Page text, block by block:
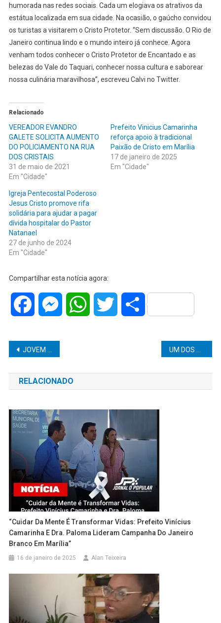
humorada nas redes sociais. Cada um elogiava os atrativos da
estátua localizada em sua cidade. Na ocasião, o gaúcho convidou
os turistas a visitarem o Cristo Protetor. “Sem discussão. O Rio de
Janeiro continua lindo e o mundo inteiro já conhece. Agora
venham todos conhecer o Cristo Protetor de Encantado e as
belezas do Vale do Taquari, conhecer nossa cultura e saborear
nossa culinária maravilhosa”, escreveu Calvi no Twitter.
Relacionado
VEREADOR EVANDRO
GALETE SOLICITA AUMENTO
DO POLICIAMENTO NA RUA
DOS CRISTAIS
31 de maio de 2021
Em "Cidade"
Prefeito Vinicius Camarinha
reforça apoio à tradicional
Paixão de Cristo em Marília
17 de janeiro de 2025
Em "Cidade"
Igreja Pentecostal Poderoso
Jesus Cristo promove rifa
solidária para ajudar a pagar
dívida hospitalar do Pastor
Natanael
27 de junho de 2024
Em "Cidade"
Compartilhar esta notícia agora:
Facebook MessengerWhatsAppTwitter Share
Navegação
de
Post
JOVEM ENVOLVIDO EM AGRESSÃO QUE DEIXOU A VÍTIMA NA UTI E A FEZ PERDER PARTE DA VISÃO É ABSOLVIDO EM JULGAMENTO UM DOS PRINCIPAIS NOMES DO MAC, GUILHERME VIEIRA, PEDE RESCISÃO DE SEU CONTRATO
RELACIONADO
“Cuidar Da Mente É Transformar Vidas: Prefeito Vinícius
Camarinha E Dra. Paloma Lideram Campanha Do Janeiro
Branco Em Marília”
16 de janeiro de 2025 Alan Teixeira